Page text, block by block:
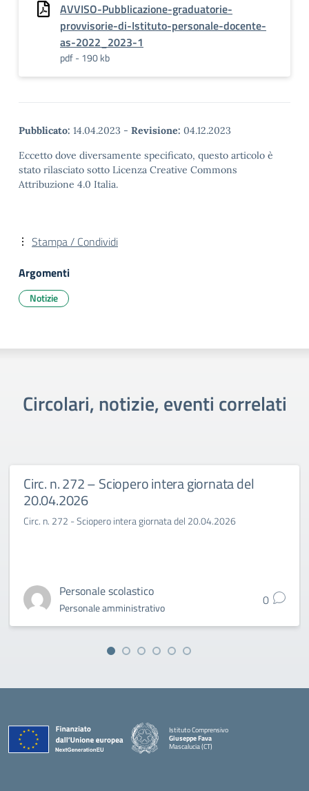
AVVISO-Pubblicazione-graduatorie-
provvisorie-di-Istituto-personale-docente-
as-2022_2023-1
pdf - 190 kb
Pubblicato: 14.04.2023 - Revisione: 04.12.2023
Eccetto dove diversamente specificato, questo articolo è
stato rilasciato sotto Licenza Creative Commons
Attribuzione 4.0 Italia.
Stampa / Condividi
Argomenti
Notizie
Circolari, notizie, eventi correlati
Circ. n. 272 – Sciopero intera giornata del
20.04.2026
Circ. n. 272 - Sciopero intera giornata del 20.04.2026
Personale scolastico
Personale amministrativo 0
Istituto Comprensivo
Giuseppe Fava
Mascalucia (CT)